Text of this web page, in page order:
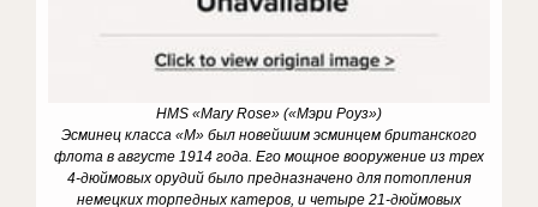
HMS «Mary Rose» («Мэри Роуз»)
Эсминец класса «М» был новейшим эсминцем британского
флота в августе 1914 года. Его мощное вооружение из трех
4-дюймовых орудий было предназначено для потопления
немецких торпедных катеров, и четыре 21-дюймовых